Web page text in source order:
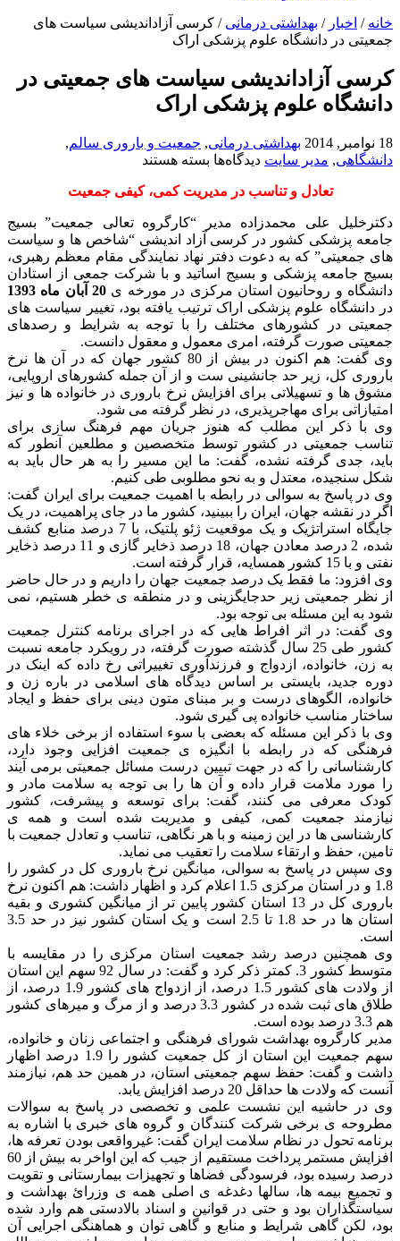
خانه / اخبار / بهداشتی درمانی / کرسی آزاداندیشی سیاست های
جمعیتی در دانشگاه علوم پزشکی اراک
کرسی آزاداندیشی سیاست های جمعیتی در
دانشگاه علوم پزشکی اراک
18 نوامبر, 2014 بهداشتی درمانی, جمعیت و باروری سالم,
دانشگاهی, مدیر سایت دیدگاه‌ها برای
آزاداندیشی
های
جمعیتی
در
دانشگاه
علوم
پزشکی
اراک
بسته هستند
تعادل و تناسب در مدیریت کمی، کیفی جمعیت
دکترخلیل علی محمدزاده مدیر “کارگروه تعالی جمعیت” بسیج
جامعه پزشکی کشور در کرسی آزاد اندیشی “شاخص ها و سیاست
های جمعیتی” که به دعوت دفتر نهاد نمایندگی مقام معظم رهبری،
بسیج جامعه پزشکی و بسیج اساتید و با شرکت جمعی از استادان
دانشگاه و روحانیون استان مرکزی در مورخه ی 20 آبان ماه 1393
در دانشگاه علوم پزشکی اراک ترتیب یافته بود، تغییر سیاست های
جمعیتی در کشورهای مختلف را با توجه به شرایط و رصدهای
جمعیتی صورت گرفته، امری معمول و معقول دانست.
وی گفت: هم اکنون در بیش از 80 کشور جهان که در آن ها نرخ
باروری کل، زیر حد جانشینی ست و از آن جمله کشورهای اروپایی،
مشوق ها و تسهیلاتی برای افزایش نرخ باروری در خانواده ها و نیز
امتیازاتی برای مهاجرپذیری، در نظر گرفته می شود.
وی با ذکر این مطلب که هنوز جریان مهم فرهنگ سازی برای
تناسب جمعیتی در کشور توسط متخصصین و مطلعین آنطور که
باید، جدی گرفته نشده، گفت: ما این مسیر را به هر حال باید به
شکل سنجیده، معتدل و به نحو مطلوبی طی کنیم.
وی در پاسخ به سوالی در رابطه با اهمیت جمعیت برای ایران گفت:
اگر در نقشه جهان، ایران را ببینید، کشور ما در جای پراهمیت، در یک
جایگاه استراتژیک و یک موقعیت ژئو پلتیک، با 7 درصد منابع کشف
شده، 2 درصد معادن جهان، 18 درصد ذخایر گازی و 11 درصد ذخایر
نفتی و با 15 کشور همسایه، قرار گرفته است.
وی افزود: ما فقط یک درصد جمعیت جهان را داریم و در حال حاضر
از نظر جمعیتی زیر حدجایگزینی و در منطقه ی خطر هستیم، نمی
شود به این مسئله بی توجه بود.
وی گفت: در اثر افراط هایی که در اجرای برنامه کنترل جمعیت
کشور طی 25 سال گذشته صورت گرفته، در رویکرد جامعه نسبت
به زن، خانواده، ازدواج و فرزندآوری تغییراتی رخ داده که اینک در
دوره جدید، بایستی بر اساس دیدگاه های اسلامی در باره زن و
خانواده، الگوهای درست و بر مبنای متون دینی برای حفظ و ایجاد
ساختار مناسب خانواده پی گیری شود.
وی با ذکر این مسئله که بعضی با سوء استفاده از برخی خلاء های
فرهنگی که در رابطه با انگیزه ی جمعیت افزایی وجود دارد،
کارشناسانی را که در جهت تبیین درست مسائل جمعیتی برمی آیند
را مورد ملامت قرار داده و آن ها را بی توجه به سلامت مادر و
کودک معرفی می کنند، گفت: برای توسعه و پیشرفت، کشور
نیازمند جمعیت کمی، کیفی و مدیریت شده است و همه ی
کارشناسی ها در این زمینه و با هر نگاهی، تناسب و تعادل جمعیت با
تامین، حفظ و ارتقاء سلامت را تعقیب می نماید.
وی سپس در پاسخ به سوالی، میانگین نرخ باروری کل در کشور را
1.8 و در استان مرکزی 1.5 اعلام کرد و اظهار داشت: هم اکنون نرخ
باروری کل در 13 استان کشور پایین تر از میانگین کشوری و بقیه
استان ها در حد 1.8 تا 2.5 است و یک استان کشور نیز در حد 3.5
است.
وی همچنین درصد رشد جمعیت استان مرکزی را در مقایسه با
متوسط کشور 3. کمتر ذکر کرد و گفت: در سال 92 سهم این استان
از ولادت های کشور 1.5 درصد، از ازدواج های کشور 1.9 درصد، از
طلاق های ثبت شده در کشور 3.3 درصد و از مرگ و میرهای کشور
هم 3.3 درصد بوده است.
مدیر کارگروه بهداشت شورای فرهنگی و اجتماعی زنان و خانواده،
سهم جمعیت این استان از کل جمعیت کشور را 1.9 درصد اظهار
داشت و گفت: حفظ سهم جمعیتی استان، در همین حد هم، نیازمند
آنست که ولادت ها حداقل 20 درصد افزایش یابد.
وی در حاشیه این نشست علمی و تخصصی در پاسخ به سوالات
مطروحه ی برخی شرکت کنندگان و گروه های خبری با اشاره به
برنامه تحول در نظام سلامت ایران گفت: غیرواقعی بودن تعرفه ها،
افزایش مستمر پرداخت مستقیم از جیب که این اواخر به بیش از 60
درصد رسیده بود، فرسودگی فضاها و تجهیزات بیمارستانی و تقویت
و تجمیع بیمه ها، سالها دغدغه ی اصلی همه ی وزرائ بهداشت و
سیاستگذاران بود و حتی در قوانین و اسناد بالادستی هم وارد شده
بود، لکن گاهی شرایط و منابع و گاهی توان و هماهنگی اجرایی آن